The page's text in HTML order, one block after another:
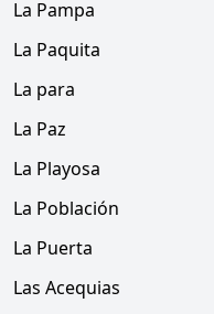
La Pampa
La Paquita
La para
La Paz
La Playosa
La Población
La Puerta
Las Acequias